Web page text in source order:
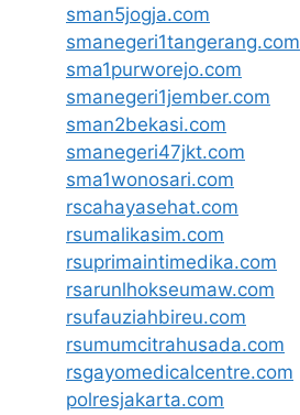
sman5jogja.com
smanegeri1tangerang.com
sma1purworejo.com
smanegeri1jember.com
sman2bekasi.com
smanegeri47jkt.com
sma1wonosari.com
rscahayasehat.com
rsumalikasim.com
rsuprimaintimedika.com
rsarunlhokseumaw.com
rsufauziahbireu.com
rsumumcitrahusada.com
rsgayomedicalcentre.com
polresjakarta.com